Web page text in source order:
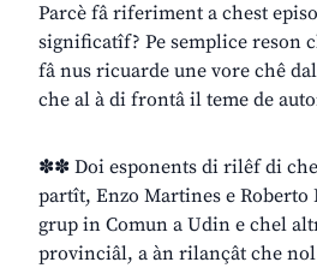
Parcè fâ riferiment a chest
significatîf? Pe semplice reson
fâ nus ricuarde une vore chê
che al à di frontâ il teme de
✽✽ Doi esponents di rilêf di
partît, Enzo Martines e
grup in Comun a Udin e chel
provinciâl, a àn rilançât che